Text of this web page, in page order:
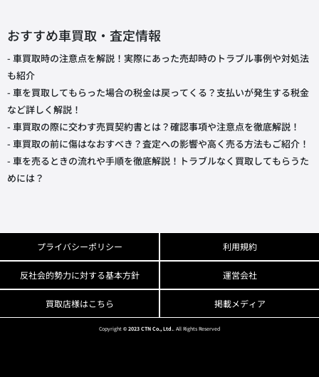
おすすめ車買取・査定情報
- 車買取時の注意点を解説！実際にあった売却時のトラブル事例や対処法
も紹介
- 車を買取してもらった場合の税金は戻ってくる？支払いが発生する税金
など詳しく解説！
- 車買取の際に交わす売買契約書とは？確認事項や注意点を徹底解説！
- 車買取の前に傷はなおすべき？査定への影響や高く売る方法もご紹介！
- 車を売るときの流れや手順を徹底解説！トラブルなく買取してもらうた
めには？
プライバシーポリシー 利用規約
反社会的勢力に対する基本方針 運営会社
買取店様はこちら 掲載メディア
Copyright © 2023 CTN Co., Ltd. . All Rights Reserved